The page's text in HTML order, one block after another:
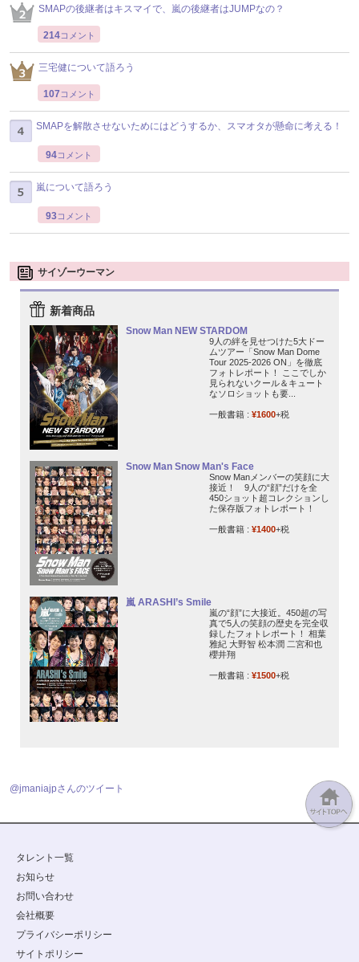
SMAPの後継者はキスマイで、嵐の後継者はJUMPなの？
214コメント
三宅健について語ろう
107 コメント
SMAPを解散させないためにはどうするか、スマオタが懸命に考える！
94コメント
嵐について語ろう
93コメント
サイゾーウーマン
新着商品
Snow Man NEW STARDOM
9人の絆を見せつけた5大ドー
ムツアー「Snow Man Dome
Tour 2025-2026 ON」を徹底
フォトレポート！ ここでしか
見られないクール＆キュート
なソロショットも要...
一般書籍 : ¥1600+税
Snow Man Snow Man's Face
Snow Manメンバーの笑顔に大
接近！ 9人の“顔”だけを全
450ショット超コレクションし
た保存版フォトレポート！
一般書籍 : ¥1400+税
嵐 ARASHI’s Smile
嵐の“顔”に大接近。450超の写
真で5人の笑顔の歴史を完全収
録したフォトレポート！ 相葉
雅紀 大野智 松本潤 二宮和也
櫻井翔
一般書籍 : ¥1500+税
@jmaniajpさんのツイート
タレント一覧
お知らせ
お問い合わせ
会社概要
プライバシーポリシー
サイトポリシー